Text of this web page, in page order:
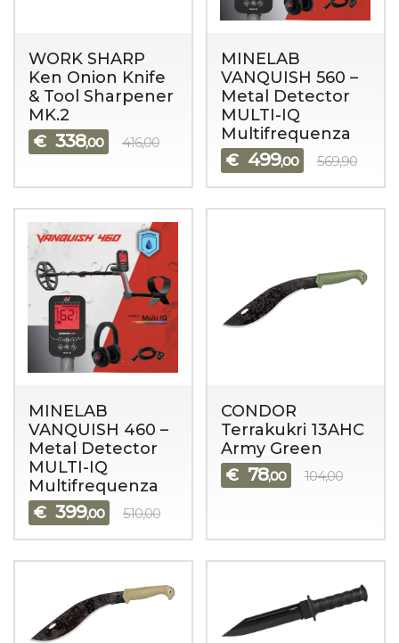
WORK SHARP
Ken Onion Knife
& Tool Sharpener
MK.2
€ 338,00 416,00
MINELAB
VANQUISH 560 –
Metal Detector
MULTI-IQ
Multifrequenza
€ 499,00 569,90
MINELAB
VANQUISH 460 –
Metal Detector
MULTI-IQ
Multifrequenza
€ 399,00 510,00
CONDOR
Terrakukri 13AHC
Army Green
€ 78,00 104,00